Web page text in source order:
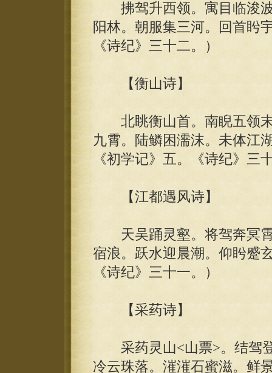
拂驾升西领。寓目临浚波
阳林。朝服集三河。回首盻
《诗纪》三十二。）
【衡山诗】
北眺衡山首。南睨五领末
九霄。陆鳞困濡沫。未体江
《初学记》五。《诗纪》三
【江都遇风诗】
天吴踊灵壑。将驾奔冥霄
宿浪。跃水迎晨潮。仰盻蹙
《诗纪》三十一。）
【采药诗】
采药灵山<山票>。结驾登
冷云珠落。漼漼石蜜滋。鲜